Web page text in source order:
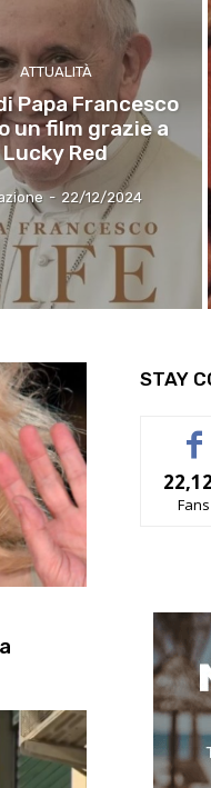
ATTUALITÀ
Papa Francesco
un film grazie a
Lucky Red
- 22/12/2024
STAY
Fans